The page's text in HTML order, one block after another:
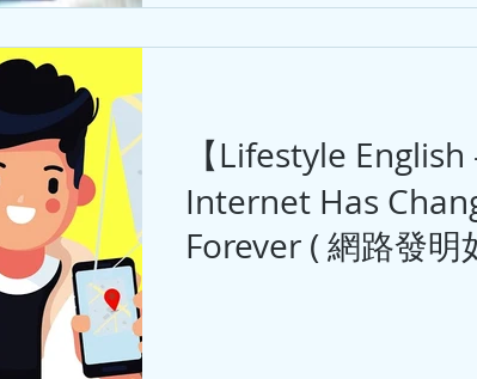
【Lifestyle
Internet Has
Forever ( 網路發明